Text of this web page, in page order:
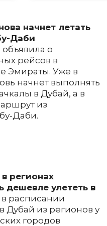
начнет летать
Даби
о
рейсов в
Эмираты. Уже в
начнет выполнять
в Дубай, а в
из
Даби.
регионах
дешевле улететь в
расписании
Дубай из регионов у
городов